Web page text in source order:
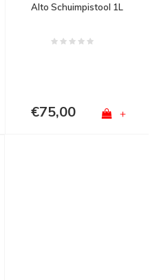
Alto Schuimpistool 1L
€75,00 +